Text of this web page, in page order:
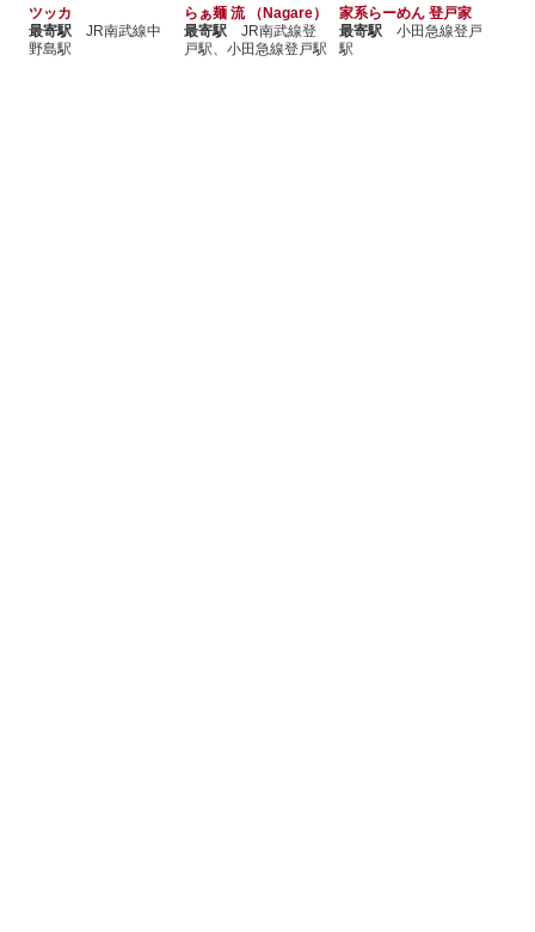
ツッカ
最寄駅 JR南武線中
野島駅
らぁ麺 流 （Nagare）
最寄駅 JR南武線登
戸駅、小田急線登戸駅
家系らーめん 登戸家
最寄駅 小田急線登戸
駅